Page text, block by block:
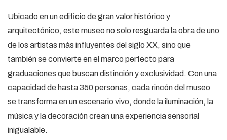
Ubicado en un edificio de gran valor histórico y
arquitectónico, este museo no solo resguarda la obra de uno
de los artistas más influyentes del siglo XX, sino que
también se convierte en el marco perfecto para
graduaciones que buscan distinción y exclusividad. Con una
capacidad de hasta 350 personas, cada rincón del museo
se transforma en un escenario vivo, donde la iluminación, la
música y la decoración crean una experiencia sensorial
inigualable.